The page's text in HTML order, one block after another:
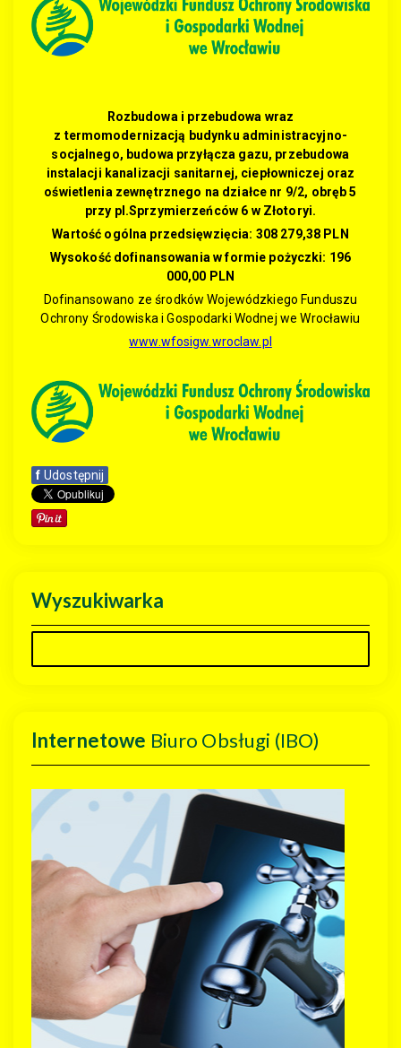
Rozbudowa i przebudowa wraz
z termomodernizacją budynku administracyjno-
socjalnego, budowa przyłącza gazu, przebudowa
instalacji kanalizacji sanitarnej, ciepłowniczej oraz
oświetlenia zewnętrznego na działce nr 9/2, obręb 5
przy pl.Sprzymierzeńców 6 w Złotoryi.
Wartość ogólna przedsięwzięcia: 308 279,38 PLN
Wysokość dofinansowania w formie pożyczki: 196
000,00 PLN
Dofinansowano ze środków Wojewódzkiego Funduszu
Ochrony Środowiska i Gospodarki Wodnej we Wrocławiu
www.wfosigw.wroclaw.pl
f Udostępnij
Wyszukiwarka
Internetowe Biuro Obsługi (IBO)